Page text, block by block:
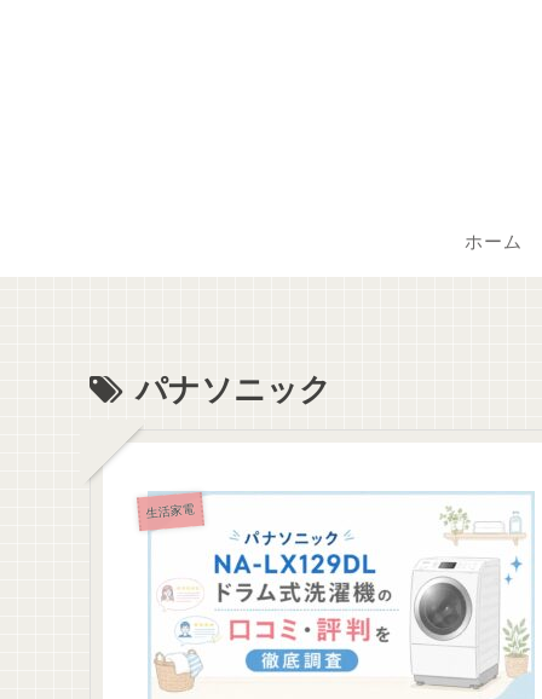
ホーム
パナソニック
生活家電